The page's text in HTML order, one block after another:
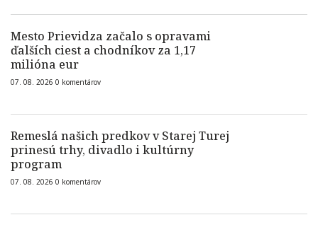
Mesto Prievidza začalo s opravami
ďalších ciest a chodníkov za 1,17
milióna eur
07. 08. 2026 0 komentárov
Remeslá našich predkov v Starej Turej
prinesú trhy, divadlo i kultúrny
program
07. 08. 2026 0 komentárov